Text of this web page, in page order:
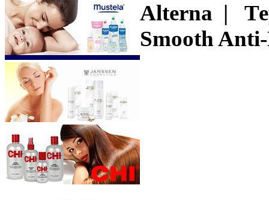
Alterna |
Smooth